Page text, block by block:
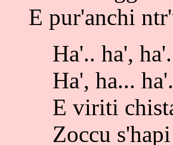
E pur'anchi
Ha'.. ha',
Ha', ha...
E viriti
Zoccu